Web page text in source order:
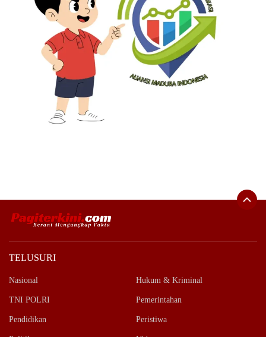
TELUSURI
Nasional Hukum & Kriminal
TNI POLRI Pemerintahan
Pendidikan Peristiwa